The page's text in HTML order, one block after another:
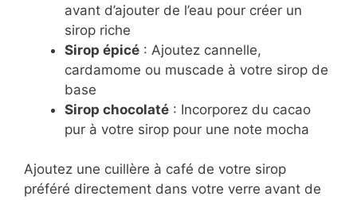
avant d’ajouter de l’eau pour créer un
sirop riche
Sirop épicé : Ajoutez cannelle,
cardamome ou muscade à votre sirop de
base
Sirop chocolaté : Incorporez du cacao
pur à votre sirop pour une note mocha
Ajoutez une cuillère à café de votre sirop
préféré directement dans votre verre avant de